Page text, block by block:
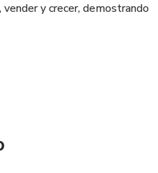
vender y crecer, demostrando